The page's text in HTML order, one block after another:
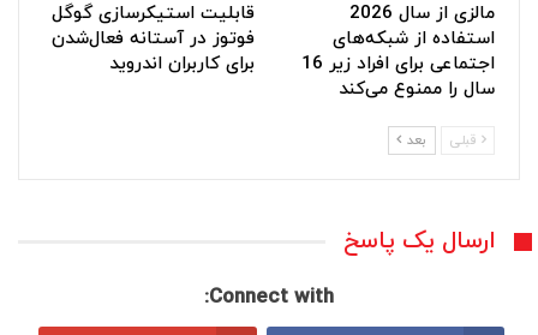
مالزی از سال 2026
استفاده از شبکه‌های
اجتماعی برای افراد زیر 16
سال را ممنوع می‌کند
قابلیت استیکرسازی گوگل
فوتوز در آستانه فعال‌شدن
برای کاربران اندروید
قبلی بعد
ارسال یک پاسخ
Connect with: